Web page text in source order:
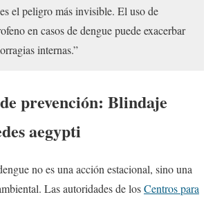
el peligro más invisible. El uso de
en casos de dengue puede exacerbar
internas.”
prevención: Blindaje
aegypti
no es una acción estacional, sino una
Las autoridades de losCentros para